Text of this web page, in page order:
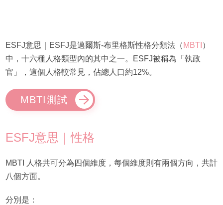
ESFJ意思｜ESFJ是邁爾斯-布里格斯性格分類法（ MBTI ）
中，十六種人格類型內的其中之一。ESFJ被稱為「執政
官」，這個人格較常見，佔總人口約12%。
MBTI測試
ESFJ意思｜性格
MBTI 人格共可分為四個維度，每個維度則有兩個方向，共計
八個方面。
分別是：